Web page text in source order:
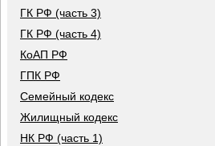
ГК РФ (часть 3)
ГК РФ (часть 4)
КоАП РФ
ГПК РФ
Семейный кодекс
Жилищный кодекс
НК РФ (часть 1)